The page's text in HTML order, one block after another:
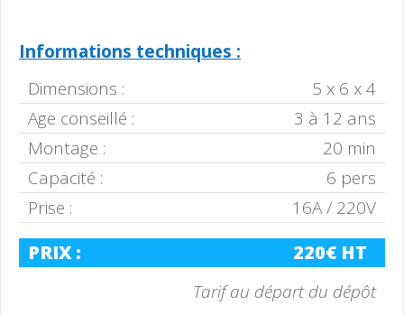
Informations techniques :
Dimensions :
5 x 6 x 4
Age conseillé :
3 à 12 ans
Montage :
20 min
Capacité :
6 pers
Prise :
16A / 220V
PRIX : 220€ HT
Tarif au départ du dépôt